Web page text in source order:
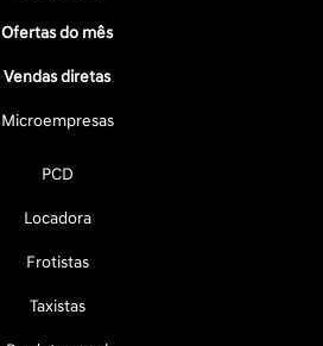
Ofertas do mês
Vendas diretas
Microempresas
PCD
Locadora
Frotistas
Taxistas